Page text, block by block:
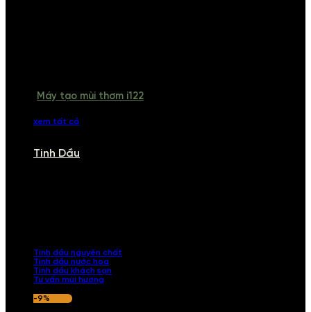
Máy tạo mùi thơm i122
xem tất cả
Tinh Dầu
Tinh dầu nguyên chất
Tinh dầu nước hoa
Tinh dầu khách sạn
Tư vấn mùi hương
-9%